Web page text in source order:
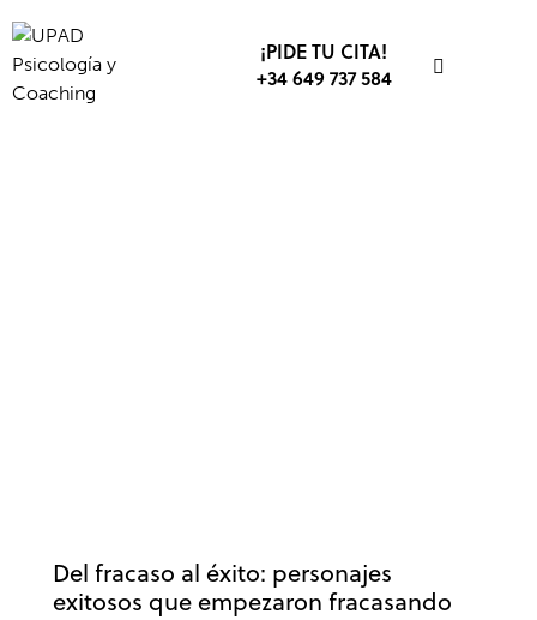
¡PIDE TU CITA!
+34 649 737 584
Del fracaso al éxito: personajes
exitosos que empezaron fracasando